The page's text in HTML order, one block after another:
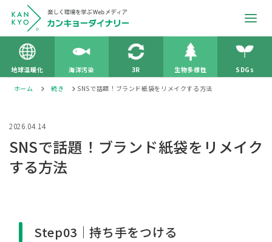
地球温暖化 海洋汚染 3R 生物多様性 SDGs
ホーム 続き SNSで話題！ブランド紙袋をリメイクする方法
2026.04.14
SNSで話題！ブランド紙袋をリメイク
する方法
Step03｜持ち手をつける